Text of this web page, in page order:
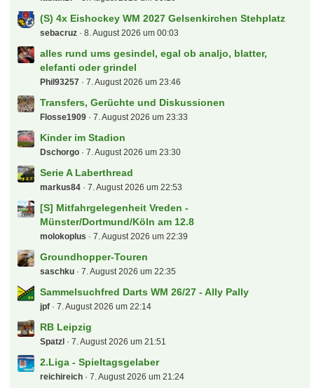
(S) 4x Eishockey WM 2027 Gelsenkirchen Stehplatz
sebacruz 8. August 2026 um 00:03
alles rund ums gesindel, egal ob analjo, blatter,
elefanti oder grindel
Phil93257 7. August 2026 um 23:46
Transfers, Gerüchte und Diskussionen
Flosse1909 7. August 2026 um 23:33
Kinder im Stadion
Dschorgo 7. August 2026 um 23:30
Serie A Laberthread
markus84 7. August 2026 um 22:53
[S] Mitfahrgelegenheit Vreden -
Münster/Dortmund/Köln am 12.8
molokoplus 7. August 2026 um 22:39
Groundhopper-Touren
saschku 7. August 2026 um 22:35
Sammelsuchfred Darts WM 26/27 - Ally Pally
jpf 7. August 2026 um 22:14
RB Leipzig
Spatzl 7. August 2026 um 21:51
2.Liga - Spieltagsgelaber
reichireich 7. August 2026 um 21:24